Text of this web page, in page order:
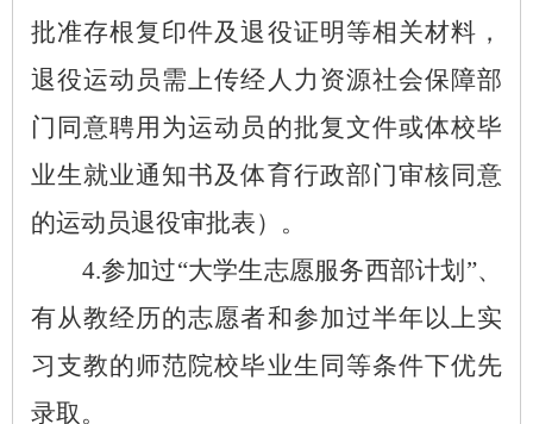
批准存根复印件及退役证明等相关材料，
退役运动员需上传经人力资源社会保障部
门同意聘用为运动员的批复文件或体校毕
业生就业通知书及体育行政部门审核同意
的运动员退役审批表）。
4.参加过“大学生志愿服务西部计划”、
有从教经历的志愿者和参加过半年以上实
习支教的师范院校毕业生同等条件下优先
录取。